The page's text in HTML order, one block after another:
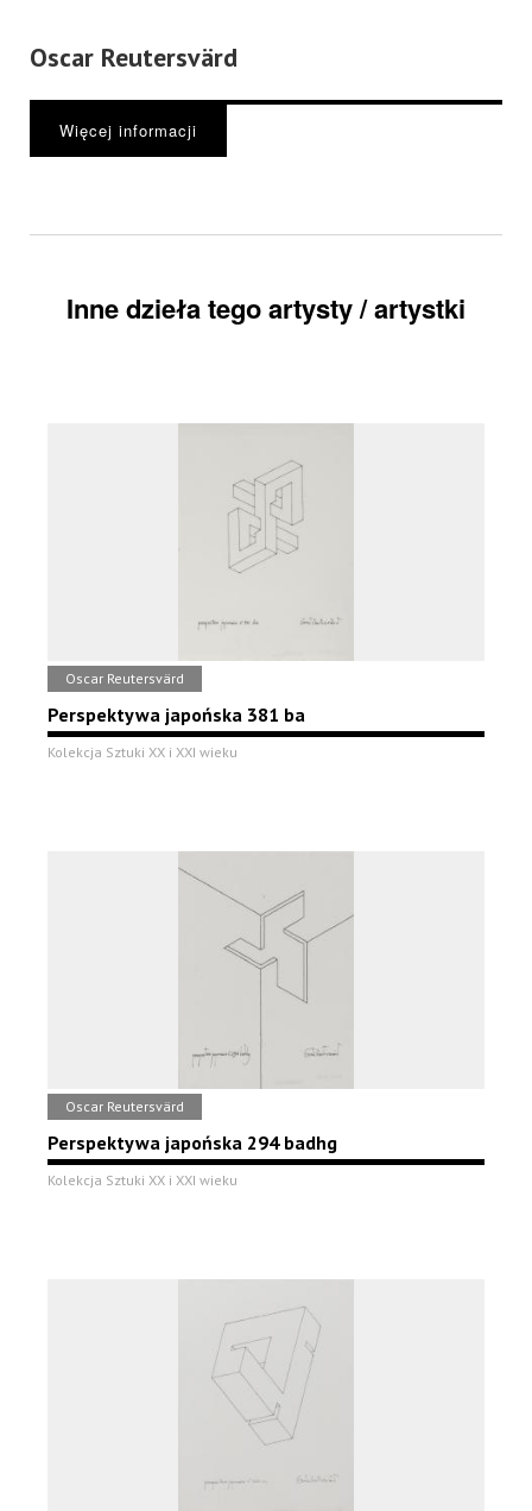
Oscar Reutersvärd
Więcej informacji
Inne dzieła tego artysty / artystki
Oscar Reutersvärd
Perspektywa japońska 381 ba
Kolekcja Sztuki XX i XXI wieku
Oscar Reutersvärd
Perspektywa japońska 294 badhg
Kolekcja Sztuki XX i XXI wieku